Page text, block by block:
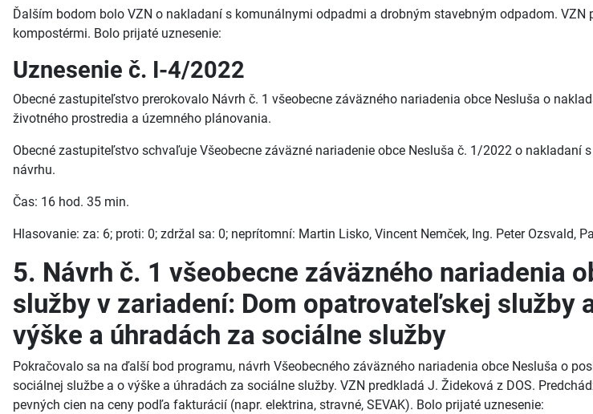
Ďalším bodom bolo VZN o nakladaní s komunálnymi odpadmi a drobným stavebným odpadom.
kompostérmi. Bolo prijaté uznesenie:
Uznesenie č. I-4/2022
Obecné zastupiteľstvo prerokovalo Návrh č. 1 všeobecne záväzného nariadenia obce Nesluša o
životného prostredia a územného plánovania.
Obecné zastupiteľstvo schvaľuje Všeobecne záväzné nariadenie obce Nesluša č. 1/2022 o
návrhu.
Čas: 16 hod. 35 min.
Hlasovanie: za: 6; proti: 0; zdržal sa: 0; neprítomní: Martin Lisko, Vincent Nemček, Ing. Peter Ozsvald,
5. Návrh č. 1 všeobecne záväzného nariadenia
služby v zariadení: Dom opatrovateľskej služby
výške a úhradách za sociálne služby
Pokračovalo sa na ďalší bod programu, návrh Všeobecného záväzného nariadenia obce Nesluša o
sociálnej službe a o výške a úhradách za sociálne služby. VZN predkladá J. Žideková z DOS.
pevných cien na ceny podľa fakturácií (napr. elektrina, stravné, SEVAK). Bolo prijaté uznesenie: